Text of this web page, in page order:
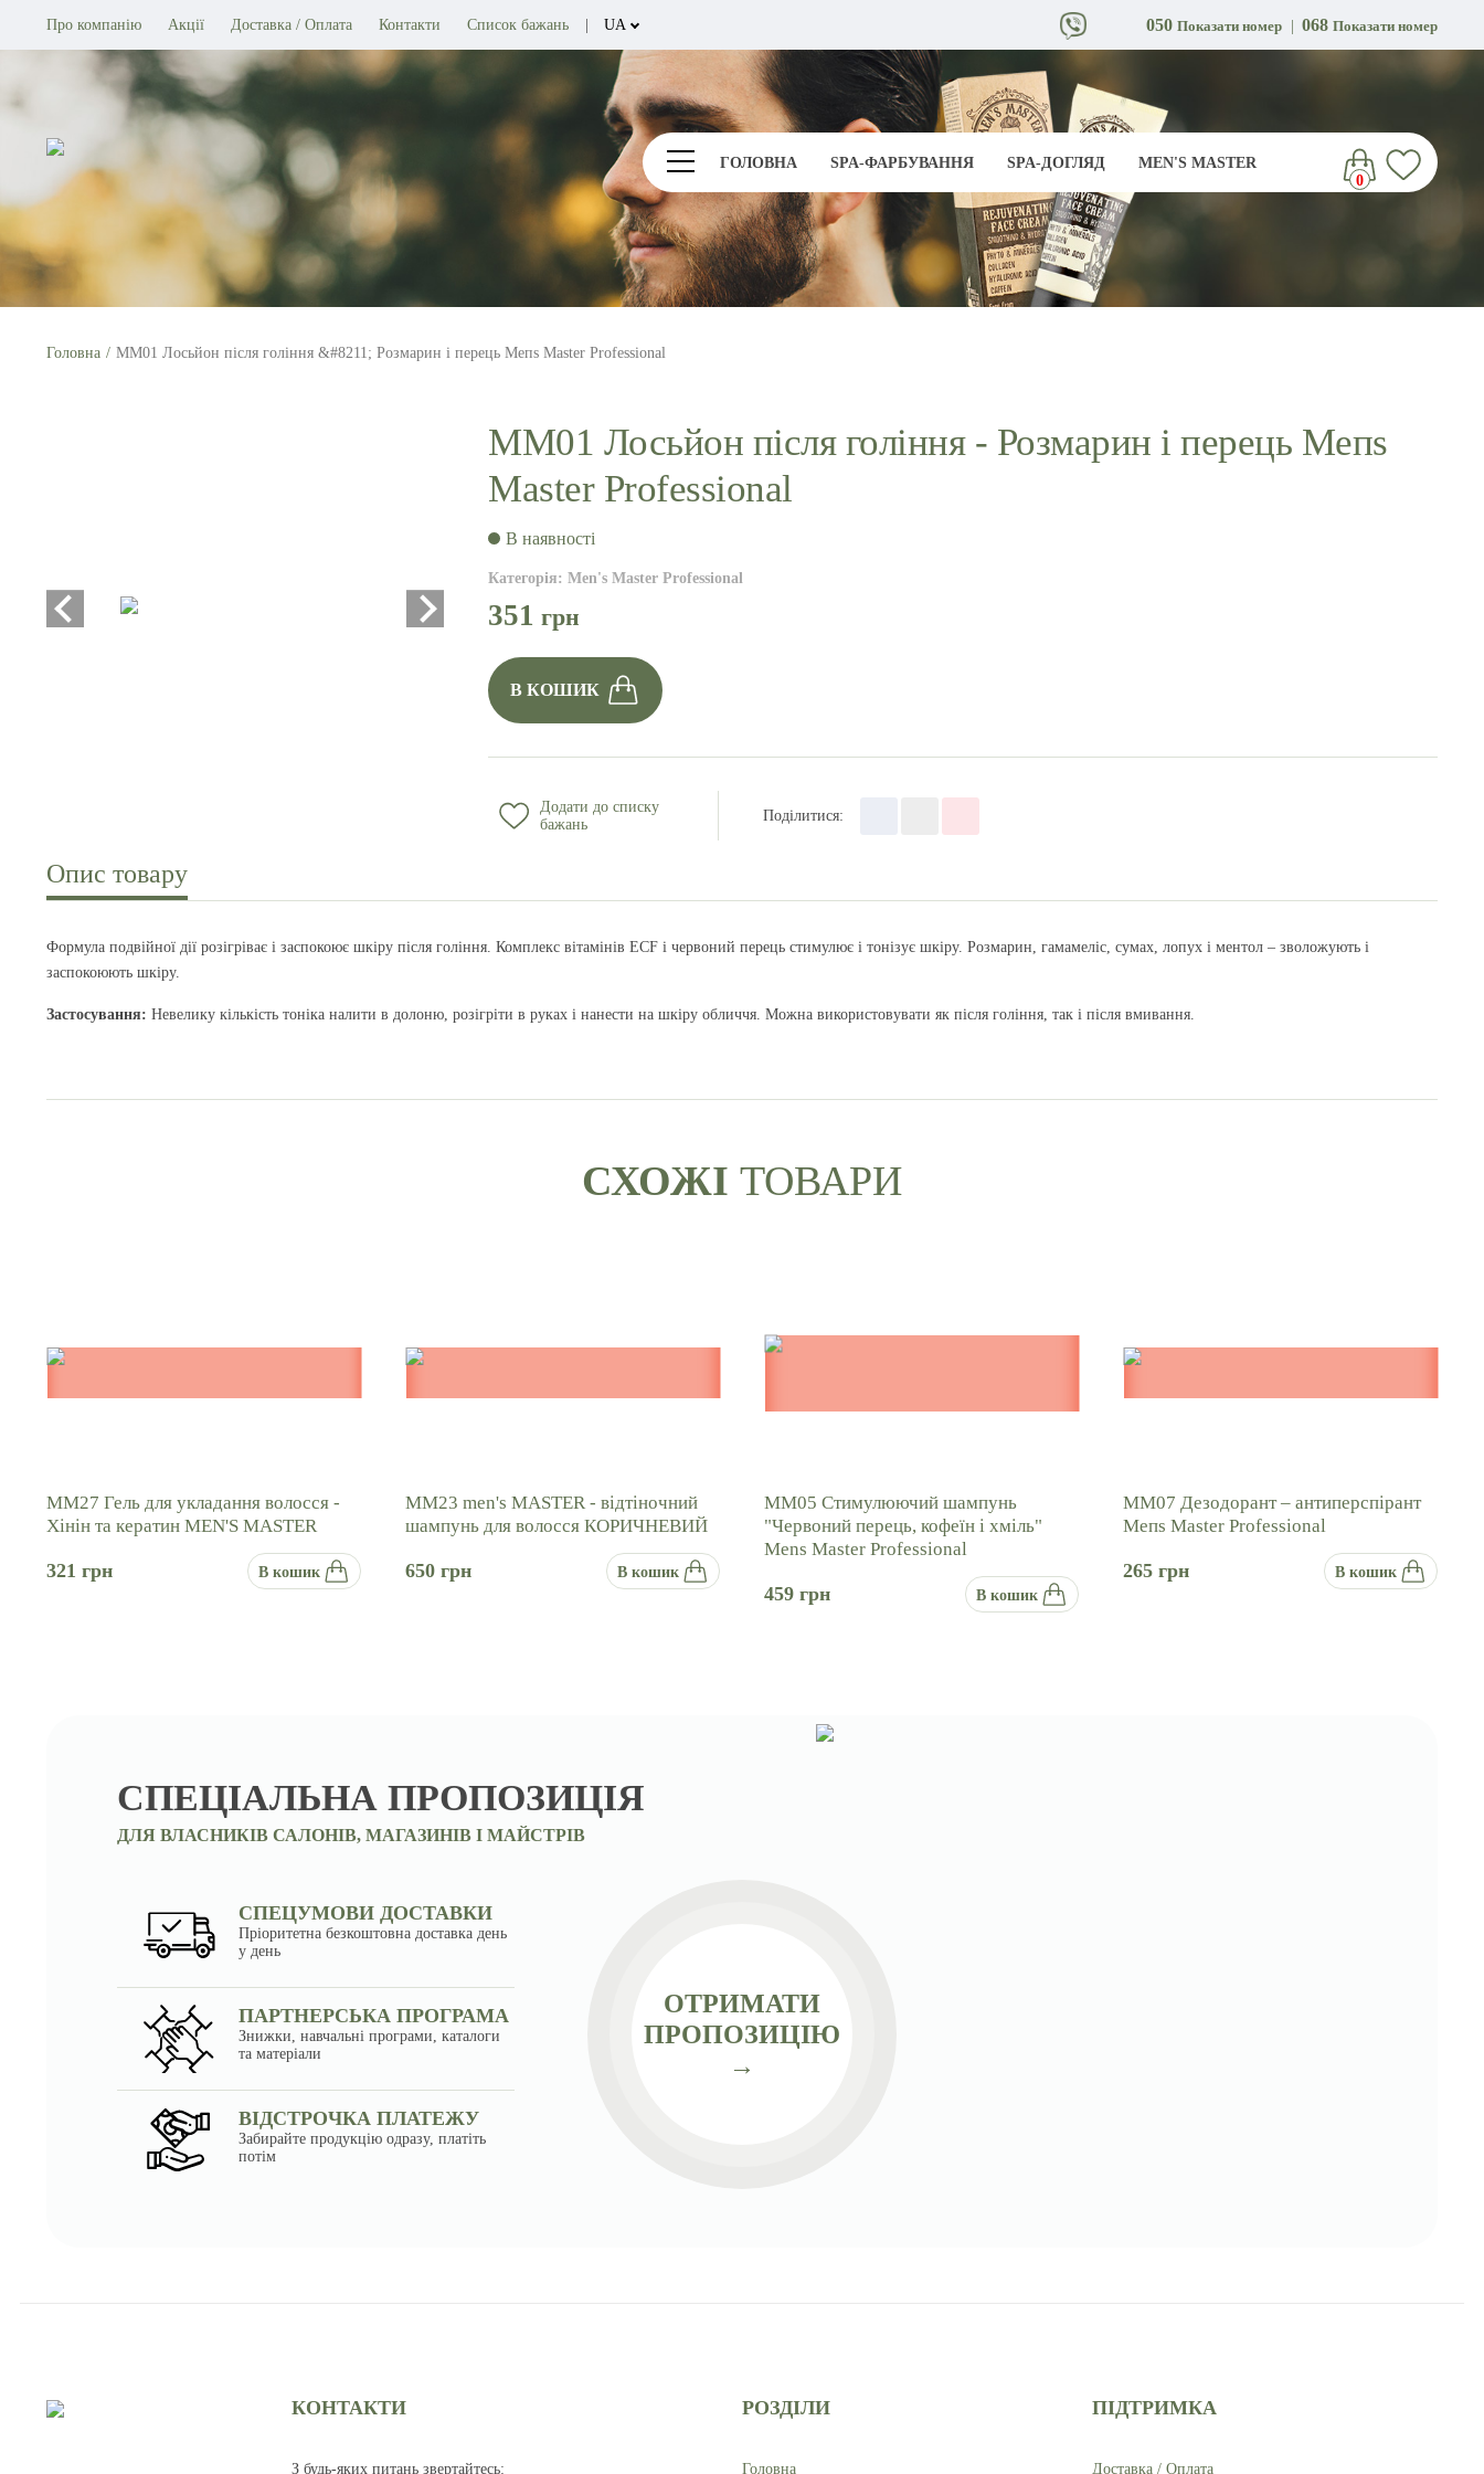
Про компанію Акції Доставка / Оплата Контакти Список бажань UA
RU
050 Показати номер 068 Показати номер
ГОЛОВНА SPA-ФАРБУВАННЯ SPA-ДОГЛЯД
MEN'S MASTER
0
Головна ММ01 Лосьйон після гоління &#8211; Розмарин і перець Мепѕ Master Professional
ММ01 Лосьйон після гоління - Розмарин і перець Мепѕ
Master Professional
В наявності
Категорія: Men's Master Professional
351 грн
В КОШИК
Додати до списку
бажань
Поділитися:
Опис товару
Формула подвійної дії розігріває і заспокоює шкіру після гоління. Комплекс вітамінів ECF і червоний перець стимулює і тонізує шкіру. Розмарин, гамамеліс, сумах, лопух і ментол – зволожують і
заспокоюють шкіру.
Застосування: Невелику кількість тоніка налити в долоню, розігріти в руках і нанести на шкіру обличчя. Можна використовувати як після гоління, так і після вмивання.
СХОЖI ТОВАРИ
ММ27 Гель для укладання волосся -
Хінін та кератин MEN'S MASTER
321 грн В кошик
ММ23 men's MASTER - відтіночний
шампунь для волосся КОРИЧНЕВИЙ
650 грн В кошик
ММ05 Стимулюючий шампунь
"Червоний перець, кофеїн і хміль"
Mens Master Professional
459 грн В кошик
ММ07 Дезодорант – антиперспірант
Мепѕ Master Professional
265 грн В кошик
СПЕЦІАЛЬНА ПРОПОЗИЦІЯ
ДЛЯ ВЛАСНИКІВ САЛОНІВ, МАГАЗИНІВ І МАЙСТРІВ
СПЕЦУМОВИ ДОСТАВКИ
Пріоритетна безкоштовна доставка день
у день
ПАРТНЕРСЬКА ПРОГРАМА
Знижки, навчальні програми, каталоги
та матеріали
ВІДСТРОЧКА ПЛАТЕЖУ
Забирайте продукцію одразу, платіть
потім
ОТРИМАТИ
ПРОПОЗИЦІЮ
→
КОНТАКТИ
З будь-яких питань звертайтесь:
РОЗДІЛИ
Головна
ПІДТРИМКА
Доставка / Оплата